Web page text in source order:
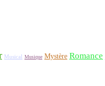
Musical Musique Mystère Romance